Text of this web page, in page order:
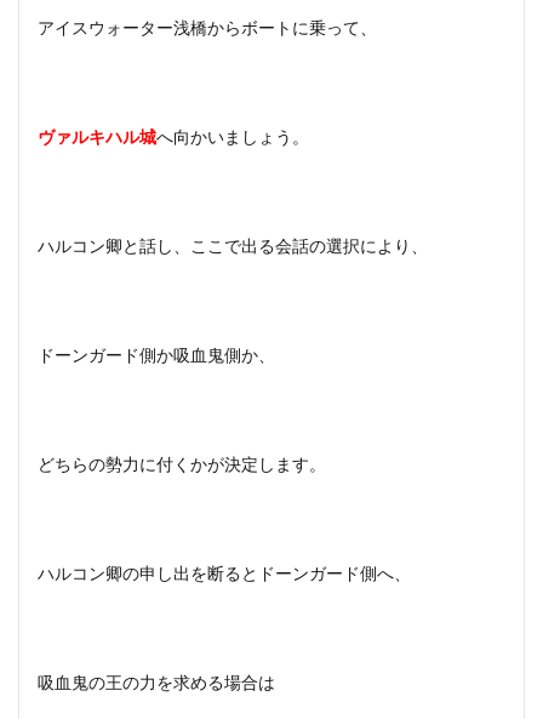
アイスウォーター浅橋からボートに乗って、
ヴァルキハル城へ向かいましょう。
ハルコン卿と話し、ここで出る会話の選択により、
ドーンガード側か吸血鬼側か、
どちらの勢力に付くかが決定します。
ハルコン卿の申し出を断るとドーンガード側へ、
吸血鬼の王の力を求める場合は